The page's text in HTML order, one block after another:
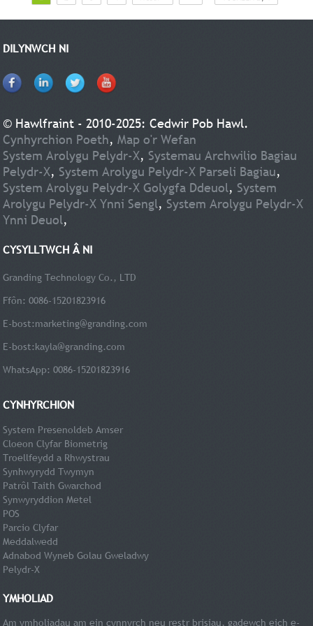
DILYNWCH NI
© Hawlfraint - 2010-2025: Cedwir Pob Hawl.
Cynhyrchion Poeth,Map o'r Wefan
System Arolygu Pelydr-X, Systemau Archwilio Bagiau
Pelydr-X, System Arolygu Pelydr-X Parseli Bagiau,
System Arolygu Pelydr-X Golygfa Ddeuol, System
Arolygu Pelydr-X Ynni Sengl, System Arolygu Pelydr-X
Ynni Deuol,
CYSYLLTWCH Â NI
Granding Technology Co., LTD
Ffôn: 0086-15201823916
E-bost:marketing@granding.com
E-bost:kayla@granding.com
WhatsApp: 0086-15201823916
CYNHYRCHION
System Presenoldeb Amser
Cloeon Clyfar Biometrig
Troellfeydd a Rhwystrau
Synhwyrydd Twymyn
Patrôl Taith Gwarchod
Synwyryddion Metel
POS
Parcio Clyfar
Meddalwedd
Adnabod Wyneb Golau Gweladwy
Pelydr-X
YMHOLIAD
Am ymholiadau am ein cynnyrch neu restr brisiau, gadewch eich e-